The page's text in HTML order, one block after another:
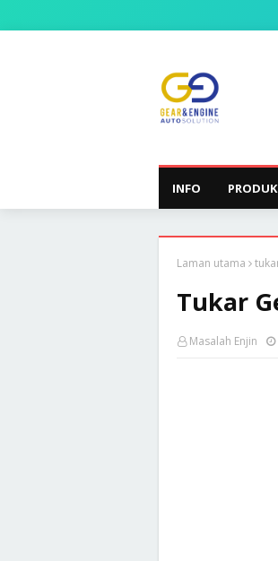
INFO PRODUK
Laman utama
Tukar
Masalah Enjin